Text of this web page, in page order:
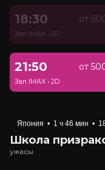
18:30 от
Зал IMAX • 2D
21:50 от
Зал IMAX • 2D
Япония • 1 ч 46 мин •
Школа
ужасы